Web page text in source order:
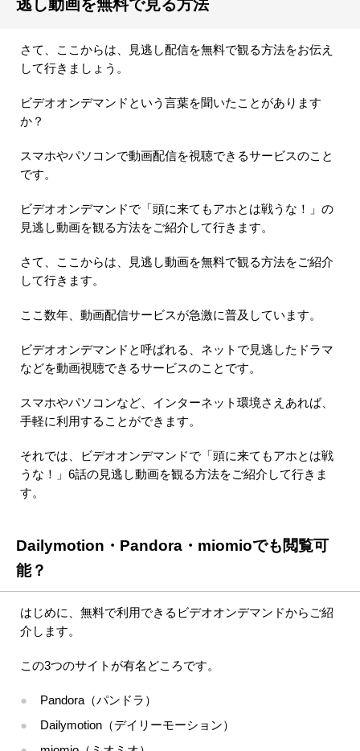
逃し動画を無料で見る方法
さて、ここからは、見逃し配信を無料で観る方法をお伝え
して行きましょう。
ビデオオンデマンドという言葉を聞いたことがあります
か？
スマホやパソコンで動画配信を視聴できるサービスのこと
です。
ビデオオンデマンドで「頭に来てもアホとは戦うな！」の
見逃し動画を観る方法をご紹介して行きます。
さて、ここからは、見逃し動画を無料で観る方法をご紹介
して行きます。
ここ数年、動画配信サービスが急激に普及しています。
ビデオオンデマンドと呼ばれる、ネットで見逃したドラマ
などを動画視聴できるサービスのことです。
スマホやパソコンなど、インターネット環境さえあれば、
手軽に利用することができます。
それでは、ビデオオンデマンドで「頭に来てもアホとは戦
うな！」6話の見逃し動画を観る方法をご紹介して行きま
す。
Dailymotion・Pandora・miomioでも閲覧可
能？
はじめに、無料で利用できるビデオオンデマンドからご紹
介します。
この3つのサイトが有名どころです。
Pandora（パンドラ）
Dailymotion（デイリーモーション）